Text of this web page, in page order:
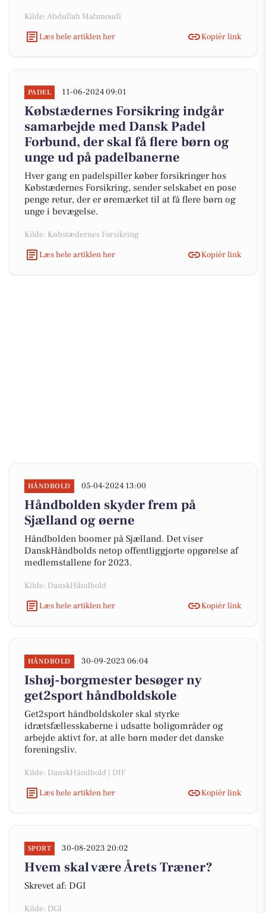
Kilde: Abdullah Mahmoudi
Læs hele artiklen her
Kopiér link
PADEL 11-06-2024 09:01
Købstædernes Forsikring indgår
samarbejde med Dansk Padel
Forbund, der skal få flere børn og
unge ud på padelbanerne
Hver gang en padelspiller køber forsikringer hos
Købstædernes Forsikring, sender selskabet en pose
penge retur, der er øremærket til at få flere børn og
unge i bevægelse.
Kilde: Købstædernes Forsikring
Læs hele artiklen her
Kopiér link
HÅNDBOLD 05-04-2024 13:00
Håndbolden skyder frem på
Sjælland og øerne
Håndbolden boomer på Sjælland. Det viser
DanskHåndbolds netop offentliggjorte opgørelse af
medlemstallene for 2023.
Kilde: DanskHåndbold
Læs hele artiklen her
Kopiér link
HÅNDBOLD 30-09-2023 06:04
Ishøj-borgmester besøger ny
get2sport håndboldskole
Get2sport håndboldskoler skal styrke
idrætsfællesskaberne i udsatte boligområder og
arbejde aktivt for, at alle børn møder det danske
foreningsliv.
Kilde: DanskHåndbold | DIF
Læs hele artiklen her
Kopiér link
SPORT 30-08-2023 20:02
Hvem skal være Årets Træner?
Skrevet af: DGI
Kilde: DGI